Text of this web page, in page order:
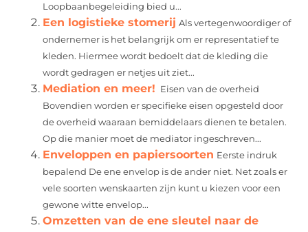
Loopbaanbegeleiding bied u...
Een logistieke stomerij Als vertegenwoordiger of
ondernemer is het belangrijk om er representatief te
kleden. Hiermee wordt bedoelt dat de kleding die
wordt gedragen er netjes uit ziet...
Mediation en meer! Eisen van de overheid
Bovendien worden er specifieke eisen opgesteld door
de overheid waaraan bemiddelaars dienen te betalen.
Op die manier moet de mediator ingeschreven...
Enveloppen en papiersoorten Eerste indruk
bepalend De ene envelop is de ander niet. Net zoals er
vele soorten wenskaarten zijn kunt u kiezen voor een
gewone witte envelop...
Omzetten van de ene sleutel naar de